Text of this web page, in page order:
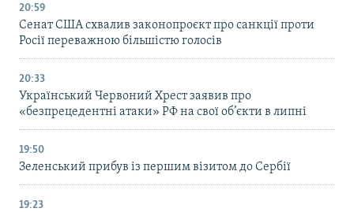
20:59
Cенат США схвалив законопроєкт про санкції проти
Росії переважною більшістю голосів
20:33
Український Червоний Хрест заявив про
«безпрецедентні атаки» РФ на свої об’єкти в липні
19:50
Зеленський прибув із першим візитом до Сербії
19:23